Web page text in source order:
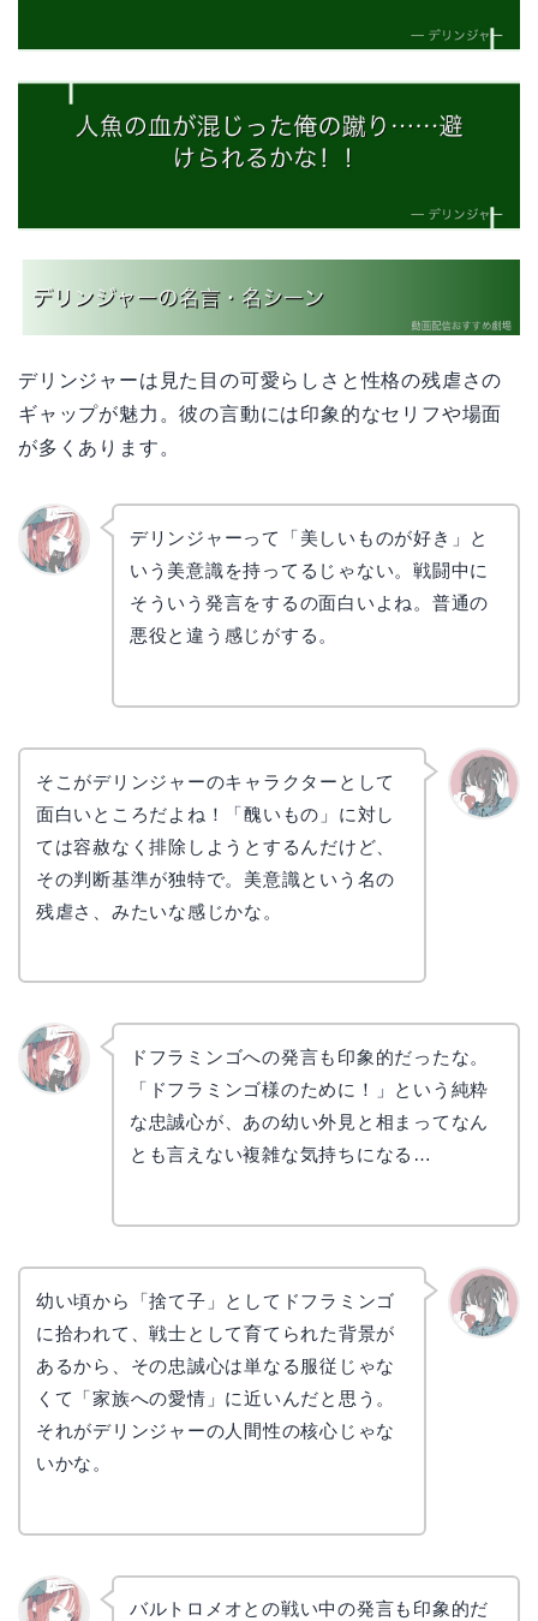
デリンジャーは見た目の可愛らしさと性格の残虐さの
ギャップが魅力。彼の言動には印象的なセリフや場面
が多くあります。
デリンジャーって「美しいものが好き」と
いう美意識を持ってるじゃない。戦闘中に
そういう発言をするの面白いよね。普通の
悪役と違う感じがする。
そこがデリンジャーのキャラクターとして
面白いところだよね！「醜いもの」に対し
ては容赦なく排除しようとするんだけど、
その判断基準が独特で。美意識という名の
残虐さ、みたいな感じかな。
ドフラミンゴへの発言も印象的だったな。
「ドフラミンゴ様のために！」という純粋
な忠誠心が、あの幼い外見と相まってなん
とも言えない複雑な気持ちになる…
幼い頃から「捨て子」としてドフラミンゴ
に拾われて、戦士として育てられた背景が
あるから、その忠誠心は単なる服従じゃな
くて「家族への愛情」に近いんだと思う。
それがデリンジャーの人間性の核心じゃな
いかな。
バルトロメオとの戦い中の発言も印象的だ